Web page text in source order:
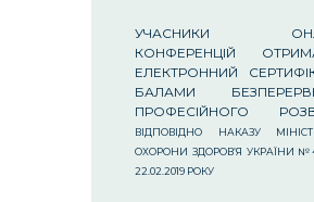
УЧАСНИКИ
КОНФЕРЕНЦІЙ
ЕЛЕКТРОННИЙ
БАЛАМИ
ПРОФЕСІЙНОГО
ВІДПОВІДНО НАКАЗУ
ОХОРОНИ ЗДОРОВ’Я УКРАЇНИ
22.02.2019 РОКУ